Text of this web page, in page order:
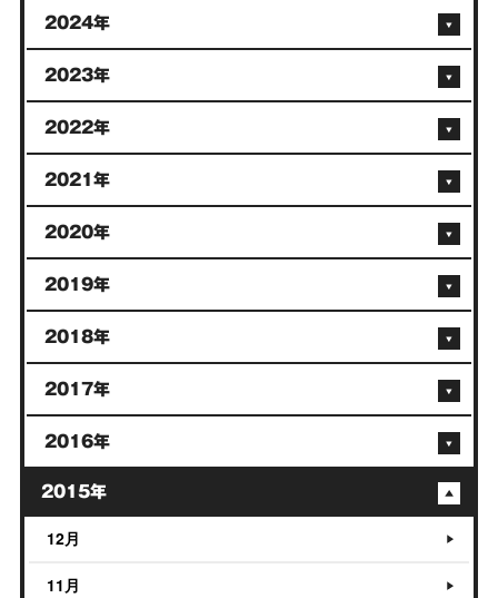
2024年
2023年
2022年
2021年
2020年
2019年
2018年
2017年
2016年
2015年
12月
11月